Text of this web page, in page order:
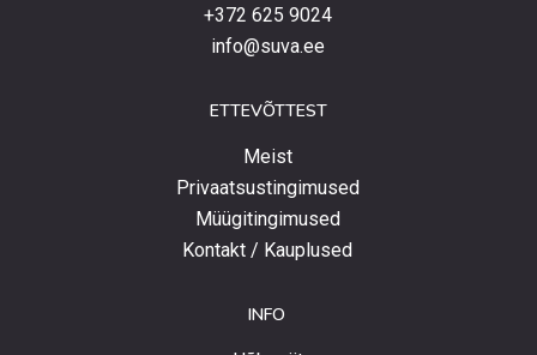
+372 625 9024
info@suva.ee
ETTEVÕTTEST
Meist
Privaatsustingimused
Müügitingimused
Kontakt / Kauplused
INFO